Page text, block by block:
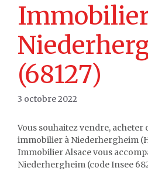
(68127)
3 octobre 2022
Vous souhaitez vendre, acheter
immobilier à Niederhergheim
Immobilier Alsace vous
Niederhergheim (code Insee